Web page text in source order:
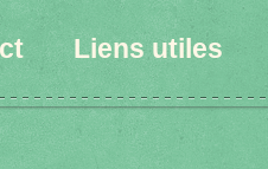
Liens utiles